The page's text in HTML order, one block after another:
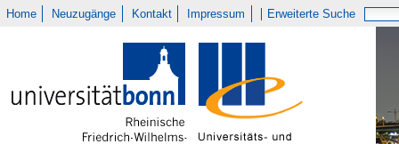
Home Neuzugänge Kontakt Impressum Erweiterte Suche